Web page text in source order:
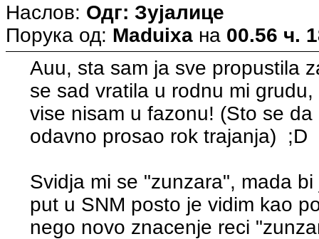
Наслов: Одг: Зујалице
Порука од: Maduixa на 00.56 ч.
Auu, sta sam ja sve propustila
se sad vratila u rodnu mi
vise nisam u fazonu! (Sto se
odavno prosao rok trajanja) ;D
Svidja mi se "zunzara", mada
put u SNM posto je vidim kao
nego novo znacenje reci